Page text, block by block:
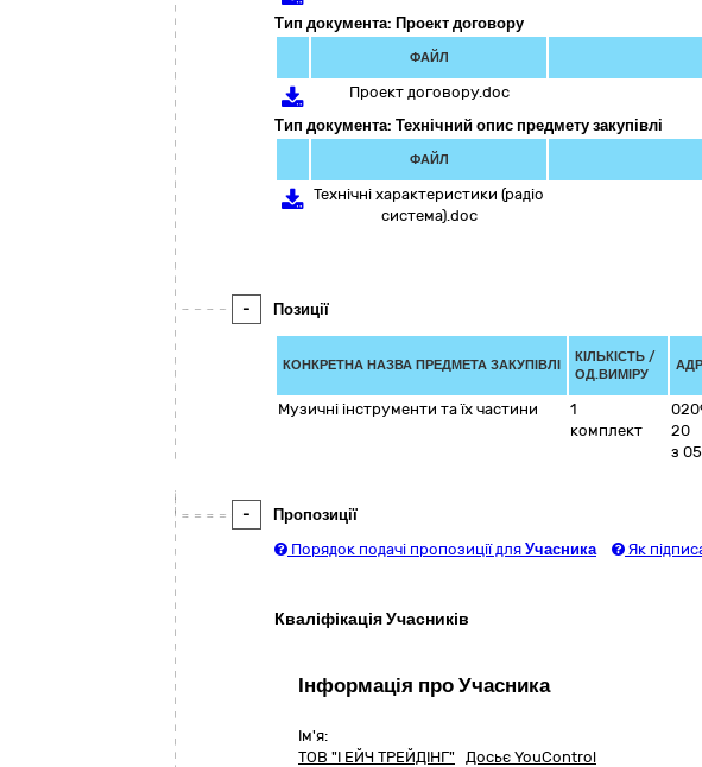
Тип документа: Проект договору
ФАЙЛ
Проект договору.doc
Тип документа: Технічний опис предмету закупівлі
ФАЙЛ
Технічні характеристики (радіо
система).doc
- Позиції
КОНКРЕТНА НАЗВА ПРЕДМЕТА ЗАКУПІВЛІ
КІЛЬКІСТЬ /
ОД.ВИМІРУ
Музичні інструменти та їх частини
1
комплект
20
з
-
Пропозиції
Порядок подачі пропозиції для Учасника Як
Кваліфікація Учасників
Інформація про Учасника
Ім'я:
ТОВ "І ЕЙЧ ТРЕЙДІНГ" Досьє YouControl